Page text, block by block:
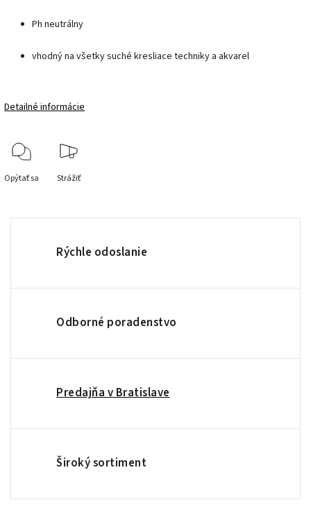
Ph neutrálny
vhodný na všetky suché kresliace techniky a akvarel
Detailné informácie
Opýtať sa Strážiť
Rýchle odoslanie
Odborné poradenstvo
Predajňa v Bratislave
Široký sortiment